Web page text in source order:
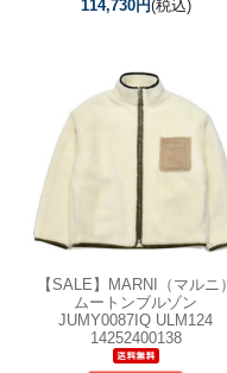
114,730円(税込)
【SALE】 MARNI（マルニ）
ムートンブルゾン
JUMY0087IQ ULM124
14252400138